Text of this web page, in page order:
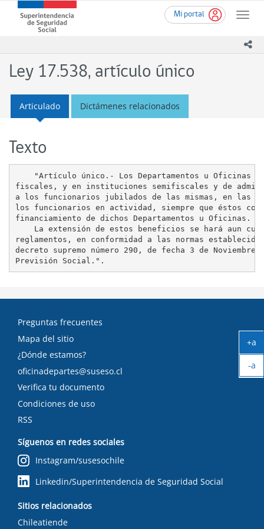
contenido
Mi portal
Toggle
Superintendencia
de
(SUSESO)
-
de
Chile
Ley 17.538, artículo único
Articulado Dictámenes relacionados
Texto
"Artículo único.- Los Departamentos u Oficinas
fiscales, y en instituciones semifiscales y de
a los funcionarios jubilados de las mismas, en las
los funcionarios en actividad, siempre que éstos
financiamiento de dichos Departamentos u Oficinas.
La extensión de estos beneficios se hará aun
reglamentos, en conformidad a las normas
decreto supremo número 290, de fecha 3 de
Preguntas frecuentes
Mapa del sitio
¿Dónde estamos?
oficinadepartes@suseso.cl
Verifica tu documento
Condiciones de uso
RSS
Síguenos en redes sociales
Instagram/susesochile
Linkedin/Superintendencia de Seguridad Social
Sitios relacionados
Chileatiende
+a
-a